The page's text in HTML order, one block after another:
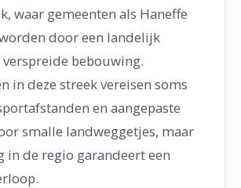
waar gemeenten als Haneffe
door een landelijk
bebouwing.
in deze streek vereisen soms
en aangepaste
smalle landweggetjes, maar
in de regio garandeert een